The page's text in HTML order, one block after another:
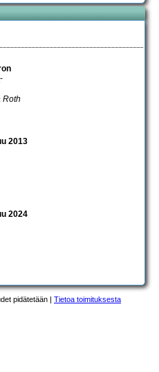
Roth
2013
2024
pidätetään | Tietoa toimituksesta